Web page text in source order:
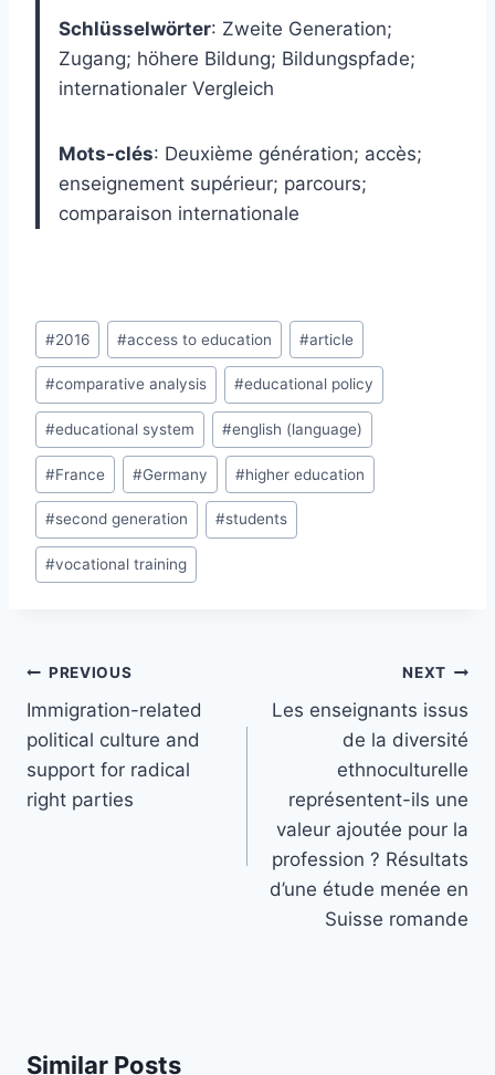
Schlüsselwörter: Zweite Generation;
Zugang; höhere Bildung; Bildungspfade;
internationaler Vergleich
Mots-clés: Deuxième génération; accès;
enseignement supérieur; parcours;
comparaison internationale
Post
Tags:
#2016 #access to education #article
#comparative analysis #educational policy
#educational system #english (language)
#France #Germany #higher education
#second generation #students
#vocational training
Post
navigation
PREVIOUS
Immigration-related
political culture and
support for radical
right parties
NEXT
Les enseignants issus
de la diversité
ethnoculturelle
représentent-ils une
valeur ajoutée pour la
profession ? Résultats
d’une étude menée en
Suisse romande
Similar Posts